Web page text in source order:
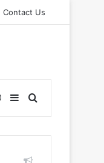
Contact Us
Log InSidebarSearch for